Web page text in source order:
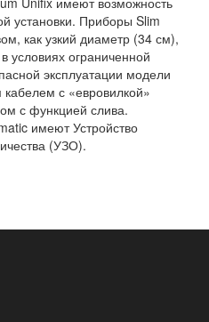
установки. Приборы Slim
как узкий диаметр (34 см),
условиях ограниченной
эксплуатации модели
кабелем с «евровилкой»
с функцией слива.
имеют Устройство
(УЗО).